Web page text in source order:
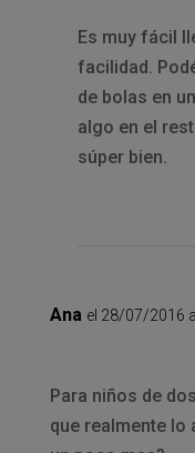
Es muy fácil
facilidad.
de bolas en
algo en el
súper bien.
Ana el 28/07/2016
Para niños de
que realmente lo